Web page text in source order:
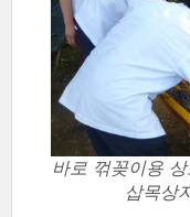
바로 꺾꽂이용
삽목상